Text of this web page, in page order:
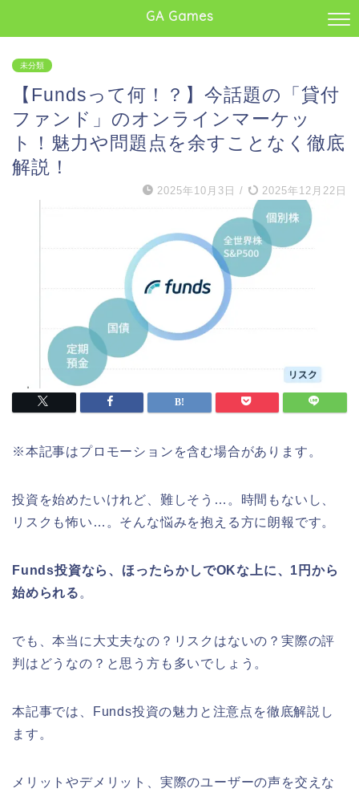
GA Games
未分類
【Fundsって何！？】今話題の「貸付
ファンド」のオンラインマーケッ
ト！魅力や問題点を余すことなく徹底
解説！
2025年10月3日 / 2025年12月22日
※本記事はプロモーションを含む場合があります。
投資を始めたいけれど、難しそう…。時間もないし、
リスクも怖い…。そんな悩みを抱える方に朗報です。
Funds投資なら、ほったらかしでOKな上に、1円から
始められる 。
でも、本当に大丈夫なの？リスクはないの？実際の評
判はどうなの？と思う方も多いでしょう。
本記事では、Funds投資の魅力と注意点を徹底解説し
ます。
メリットやデメリット、実際のユーザーの声を交えな